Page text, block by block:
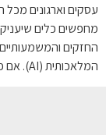
עסקים וארגונים
מחפשים כלים
החזקים
המלאכותית (AI). אם פעם AI נשמע כמו מדע בדיוני, היום הוא מציאות […]